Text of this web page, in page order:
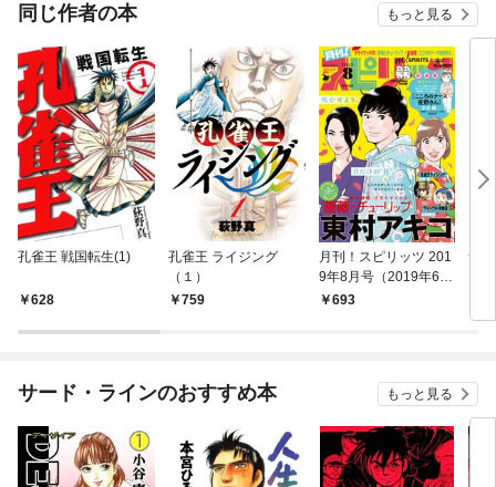
同じ作者の本 もっと見る
孔雀王 戦国転生(1)
628
孔雀王 ライジング
（１）
759
月刊！スピリッツ 201
9年8月号（2019年6月
27日発売号）
693
サ
サード・ラインのおすすめ本 もっと見る